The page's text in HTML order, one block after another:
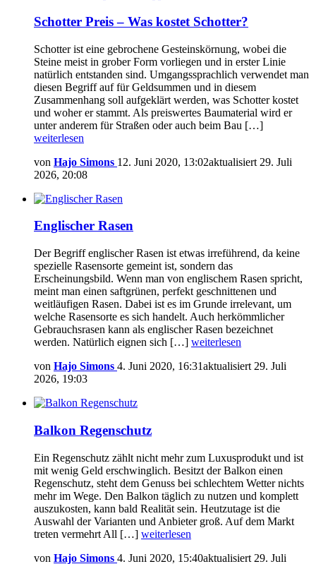
Schotter Preis – Was kostet Schotter?
Schotter ist eine gebrochene Gesteinskörnung, wobei die
Steine meist in grober Form vorliegen und in erster Linie
natürlich entstanden sind. Umgangssprachlich verwendet man
diesen Begriff auf für Geldsummen und in diesem
Zusammenhang soll aufgeklärt werden, was Schotter kostet
und woher er stammt. Als preiswertes Baumaterial wird er
unter anderem für Straßen oder auch beim Bau […]
weiterlesen
von Hajo Simons 12. Juni 2020, 13:02aktualisiert 29. Juli
2026, 20:08
Englischer Rasen
Der Begriff englischer Rasen ist etwas irreführend, da keine
spezielle Rasensorte gemeint ist, sondern das
Erscheinungsbild. Wenn man von englischem Rasen spricht,
meint man einen saftgrünen, perfekt geschnittenen und
weitläufigen Rasen. Dabei ist es im Grunde irrelevant, um
welche Rasensorte es sich handelt. Auch herkömmlicher
Gebrauchsrasen kann als englischer Rasen bezeichnet
werden. Natürlich eignen sich […] weiterlesen
von Hajo Simons 4. Juni 2020, 16:31aktualisiert 29. Juli
2026, 19:03
Balkon Regenschutz
Ein Regenschutz zählt nicht mehr zum Luxusprodukt und ist
mit wenig Geld erschwinglich. Besitzt der Balkon einen
Regenschutz, steht dem Genuss bei schlechtem Wetter nichts
mehr im Wege. Den Balkon täglich zu nutzen und komplett
auszukosten, kann bald Realität sein. Heutzutage ist die
Auswahl der Varianten und Anbieter groß. Auf dem Markt
treten vermehrt All […] weiterlesen
von Hajo Simons 4. Juni 2020, 15:40aktualisiert 29. Juli